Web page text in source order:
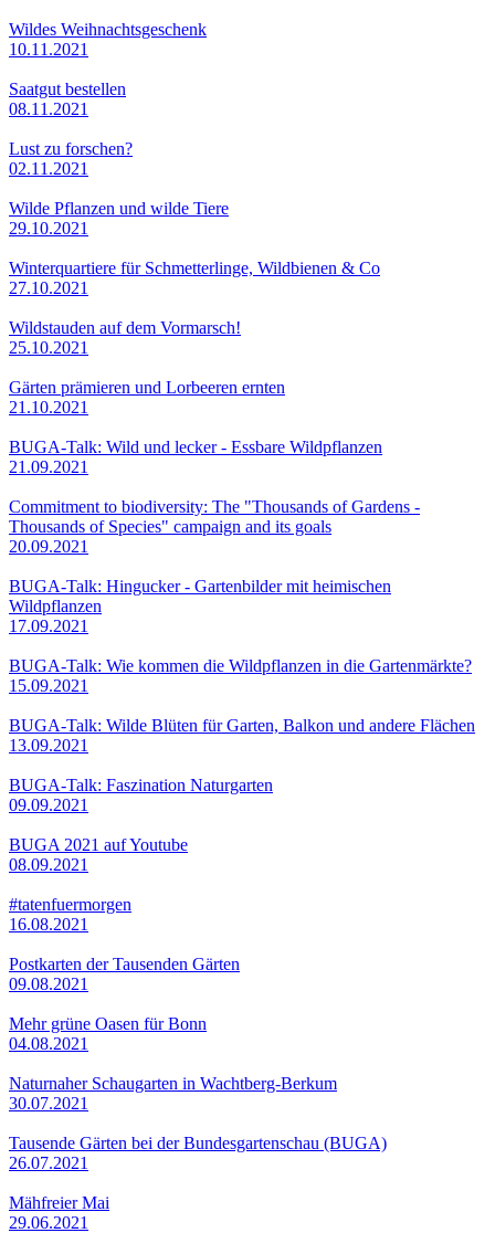
Wildes Weihnachtsgeschenk
10.11.2021
Saatgut bestellen
08.11.2021
Lust zu forschen?
02.11.2021
Wilde Pflanzen und wilde Tiere
29.10.2021
Winterquartiere für Schmetterlinge, Wildbienen & Co
27.10.2021
Wildstauden auf dem Vormarsch!
25.10.2021
Gärten prämieren und Lorbeeren ernten
21.10.2021
BUGA-Talk: Wild und lecker - Essbare Wildpflanzen
21.09.2021
Commitment to biodiversity: The "Thousands of Gardens -
Thousands of Species" campaign and its goals
20.09.2021
BUGA-Talk: Hingucker - Gartenbilder mit heimischen
Wildpflanzen
17.09.2021
BUGA-Talk: Wie kommen die Wildpflanzen in die Gartenmärkte?
15.09.2021
BUGA-Talk: Wilde Blüten für Garten, Balkon und andere Flächen
13.09.2021
BUGA-Talk: Faszination Naturgarten
09.09.2021
BUGA 2021 auf Youtube
08.09.2021
#tatenfuermorgen
16.08.2021
Postkarten der Tausenden Gärten
09.08.2021
Mehr grüne Oasen für Bonn
04.08.2021
Naturnaher Schaugarten in Wachtberg-Berkum
30.07.2021
Tausende Gärten bei der Bundesgartenschau (BUGA)
26.07.2021
Mähfreier Mai
29.06.2021